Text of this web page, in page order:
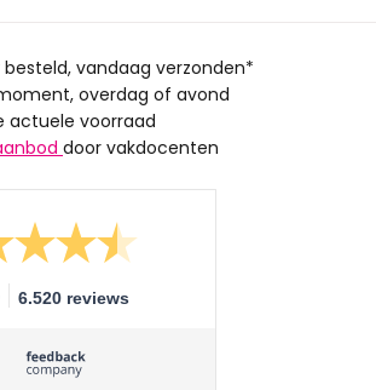
besteld, vandaag verzonden*
overdag of avond
actuele voorraad
door vakdocenten
6.520 reviews